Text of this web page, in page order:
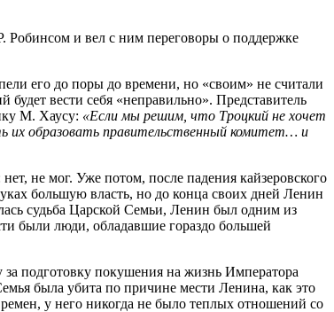
Робинсом и вел с ним переговоры о поддержке
его до поры до времени, но «своим» не считали
вести себя «неправильно». Представитель
М. Хаусу: «Если мы решим, что Троцкий не хочет
их образовать правительственный комитет… и
не мог. Уже потом, после падения кайзеровского
большую власть, но до конца своих дней Ленин
судьба Царской Семьи, Ленин был одним из
были люди, обладавшие гораздо большей
подготовку покушения на жизнь Императора
была убита по причине мести Ленина, как это
у него никогда не было теплых отношений со